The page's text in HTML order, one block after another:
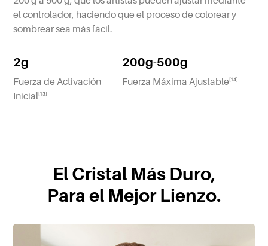
el controlador, haciendo que el proceso de colorear y
sombrear sea más fácil.
2g
Fuerza de Activación
Inicial[13]
200g-500g
Fuerza Máxima Ajustable [14]
El Cristal Más Duro,
Para el Mejor Lienzo.